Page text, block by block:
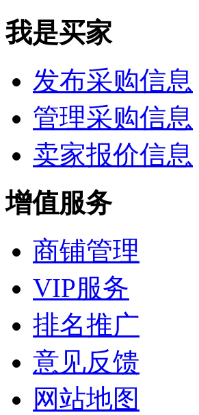
我是买家
发布采购信息
管理采购信息
卖家报价信息
增值服务
商铺管理
VIP服务
排名推广
意见反馈
网站地图